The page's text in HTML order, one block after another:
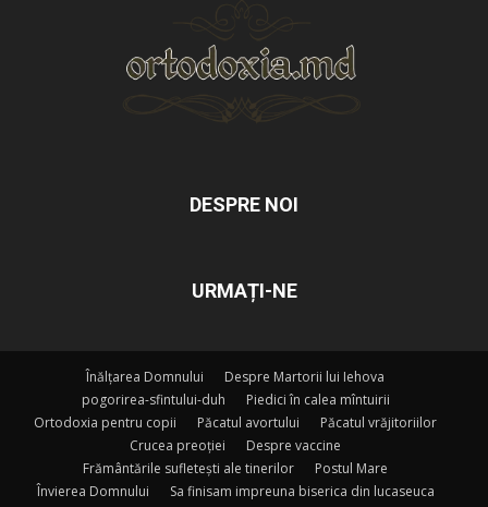
DESPRE NOI
URMAȚI-NE
Înălțarea Domnului
Despre Martorii lui Iehova
pogorirea-sfintului-duh
Piedici în calea mîntuirii
Ortodoxia pentru copii
Păcatul avortului
Păcatul vrăjitoriilor
Crucea preoției
Despre vaccine
Frământările sufletești ale tinerilor
Postul Mare
Învierea Domnului
Sa finisam impreuna biserica din lucaseuca